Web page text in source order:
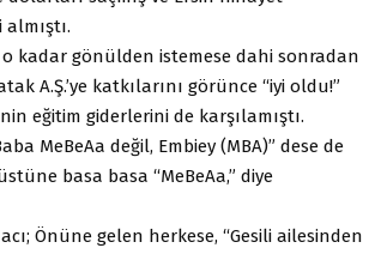
almıştı.
kadar gönülden istemese dahi sonradan
A.Ş.’ye katkılarını görünce “iyi oldu!”
eğitim giderlerini de karşılamıştı.
MeBeAa değil, Embiey (MBA)” dese de
basa basa “MeBeAa,” diye
Önüne gelen herkese, “Gesili ailesinden